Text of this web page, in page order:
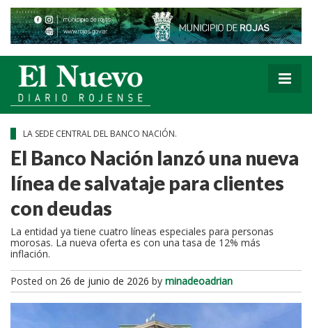
LA SEDE CENTRAL DEL BANCO NACIÓN.
El Banco Nación lanzó una nueva
línea de salvataje para clientes
con deudas
La entidad ya tiene cuatro líneas especiales para personas
morosas. La nueva oferta es con una tasa de 12% más
inflación.
Posted on 26 de junio de 2026 by minadeoadrian